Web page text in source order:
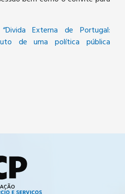
Externa de Portugal:
de uma política pública